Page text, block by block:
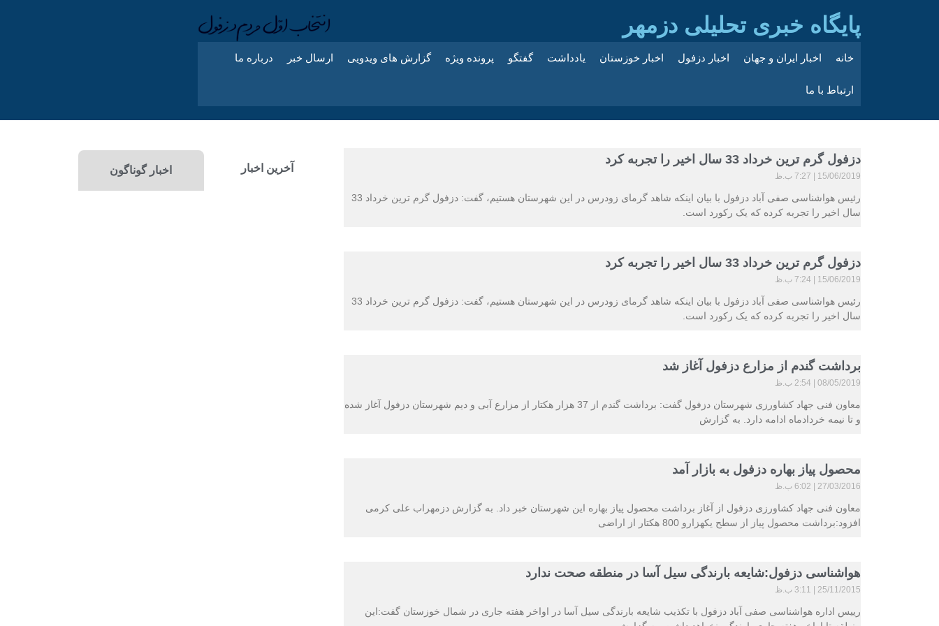
پایگاه خبری تحلیلی دزمهر
خانه اخبار ایران و جهان اخبار دزفول اخبار خوزستان یادداشت گفتگو پرونده ویژه گزارش های ویدویی ارسال خبر درباره ما
ارتباط با ما
دزفول گرم ترین خرداد 33 سال اخیر را تجربه کرد
15/06/2019 7:27 ب.ظ
رئیس هواشناسی صفی آباد دزفول با بیان اینکه شاهد گرمای زودرس در این شهرستان هستیم، گفت: دزفول گرم ترین خرداد 33
سال اخیر را تجربه کرده که یک رکورد است.
دزفول گرم ترین خرداد 33 سال اخیر را تجربه کرد
15/06/2019 7:24 ب.ظ
رئیس هواشناسی صفی آباد دزفول با بیان اینکه شاهد گرمای زودرس در این شهرستان هستیم، گفت: دزفول گرم ترین خرداد 33
سال اخیر را تجربه کرده که یک رکورد است.
برداشت گندم از مزارع دزفول آغاز شد
08/05/2019 2:54 ب.ظ
معاون فنی جهاد کشاورزی شهرستان دزفول گفت: برداشت گندم از 37 هزار هکتار از مزارع آبی و دیم شهرستان دزفول آغاز شده
و تا نیمه خردادماه ادامه دارد. به گزارش
محصول پیاز بهاره دزفول به بازار آمد
27/03/2016 6:02 ب.ظ
معاون فنی جهاد کشاورزی دزفول از آغاز برداشت محصول پیاز بهاره این شهرستان خبر داد. به گزارش دزمهراب علی کرمی
افزود:برداشت محصول پیاز از سطح یکهزارو 800 هکتار از اراضی
هواشناسی دزفول:شایعه بارندگی سیل آسا در منطقه صحت ندارد
25/11/2015 3:11 ب.ظ
رییس اداره هواشناسی صفی آباد دزفول با تکذیب شایعه بارندگی سیل آسا در اواخر هفته جاری در شمال خوزستان گفت:این
آخرین اخبار اخبار گوناگون